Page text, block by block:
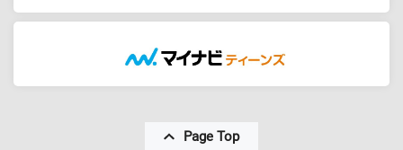
Page Top